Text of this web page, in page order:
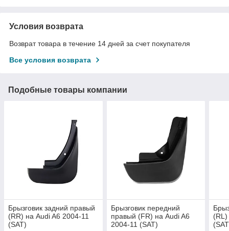
Условия возврата
Возврат товара в течение 14 дней за счет покупателя
Все условия возврата
Подобные товары компании
Брызговик задний правый
(RR) на Audi A6 2004-11
(SAT)
Брызговик передний
правый (FR) на Audi A6
2004-11 (SAT)